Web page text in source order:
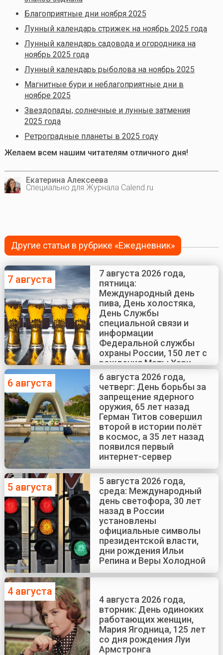
Благоприятные дни ноября 2025
Лунный календарь стрижек на ноябрь 2025 года
Лунный календарь садовода и огородника на
ноябрь 2025 года
Лунный календарь рыболова на ноябрь 2025
Магнитные бури и неблагоприятные дни в
ноябре 2025
Звездопады, солнечные и лунные затмения
2025 года
Ретроградные планеты в 2025 году
Желаем всем нашим читателям отличного дня!
Екатерина Алексеева
Специально для Журнала Calend.ru
Другие статьи в рубрике «Ежедневник»
7 августа
7 августа 2026 года,
пятница:
Международный день
пива, День холостяка,
День Службы
специальной связи и
информации
Федеральной службы
охраны России, 150 лет с
рождения Маты Хари
6 августа
6 августа 2026 года,
четверг: День борьбы за
запрещение ядерного
оружия, 65 лет назад
Герман Титов совершил
второй в истории полёт
в космос, а 35 лет назад
появился первый
интернет-сервер
5 августа
5 августа 2026 года,
среда: Международный
день светофора, 30 лет
назад в России
установлены
официальные символы
президентской власти,
дни рождения Ильи
Репина и Веры Холодной
4 августа
4 августа 2026 года,
вторник: День одиноких
работающих женщин,
Мария Ягодница, 125 лет
со дня рождения Луи
Армстронга